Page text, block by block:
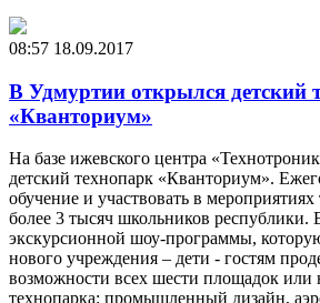
08:57 18.09.2017
В Удмуртии открылся детский
«Кванториум»
На базе ижевского центра
детский технопарк «Кванториум».
обучение и участвовать в
более 3 тысяч школьников республики.
экскурсионной шоу-программы,
нового учреждения – дети - гостям
возможности всех шести площадок или
технопарка: промышленный дизайн,